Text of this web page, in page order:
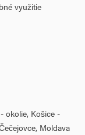
využitie
Komárno).
„koncových
na
okolie, Košice -
Moldava